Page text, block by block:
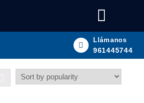
Llámanos
961445744